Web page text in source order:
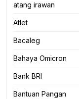
atang irawan
Atlet
Bacaleg
Bahaya Omicron
Bank BRI
Bantuan Pangan